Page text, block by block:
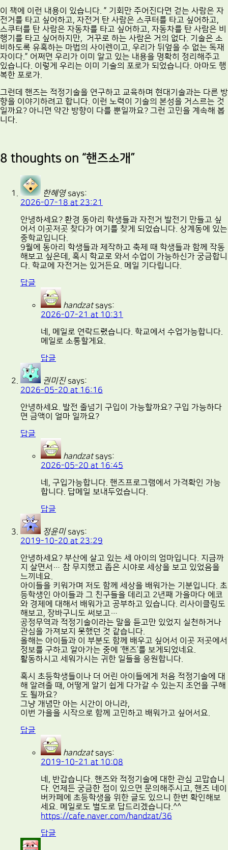
이 책에 이런 내용이 있습니다. ” 기회만 주어진다면 걷는 사람은 자
전거를 타고 싶어하고, 자전거 탄 사람은 스쿠터를 타고 싶어하고,
스쿠터를 탄 사람은 자동차를 타고 싶어하고, 자동차를 탄 사람은 비
행기를 타고 싶어하지만, 거꾸로 하는 사람은 거의 없다. 기술은 소
비하도록 유혹하는 마법의 사이렌이고, 우리가 뒤엎을 수 없는 독재
자이다.” 어쩌면 우리가 이미 알고 있는 내용을 명확히 정리해주고
있습니다. 이렇게 우리는 이미 기술의 포로가 되었습니다. 아마도 행
복한 포로가.
그런데 핸즈는 적정기술을 연구하고 교육하며 현대기술과는 다른 방
향을 이야기하려고 합니다. 이런 노력이 기술의 본성을 거스르는 것
일까요? 아니면 약간 방향이 다를 뿐일까요? 그런 고민을 계속해 봅
니다.
8 thoughts on “핸즈소개”
한혜영 says:
2026-07-18 at 23:21
안녕하세요? 환경 동아리 학생들과 자전거 발전기 만들고 싶
어서 이곳저곳 찾다가 여기를 찾게 되었습니다. 상계동에 있는
중학교입니다.
9월에 동아리 학생들과 제작하고 축제 때 학생들과 함께 작동
해보고 싶은데, 혹시 학교로 와서 수업이 가능하신가 궁금합니
다. 학교에 자전거는 있거든요. 메일 기다립니다.
답글
handzat says:
2026-07-21 at 10:31
네, 메일로 연락드렸습니다. 학교에서 수업가능합니다.
메일로 소통할게요.
답글
권미진 says:
2026-05-20 at 16:16
안녕하세요. 발전 줄넘기 구입이 가능할까요? 구입 가능하다
면 금액이 얼마 일까요?
답글
handzat says:
2026-05-20 at 16:45
네, 구입가능합니다. 핸즈프로그램에서 가격확인 가능
합니다. 답메일 보내두었습니다.
답글
정윤미 says:
2019-10-20 at 23:29
안녕하세요? 부산에 살고 있는 세 아이의 엄마입니다. 지금까
지 살면서… 참 무지했고 좁은 시야로 세상을 보고 있었음을
느끼네요.
아이들을 키워가며 저도 함께 세상을 배워가는 기분입니다. 초
등학생인 아이들과 그 친구들을 데리고 2년째 가을마다 에코
와 경제에 대해서 배워가고 공부하고 있습니다. 리사이클링도
해보고, 장바구니도 써보고…
공정무역과 적정기술이라는 말을 듣고만 있었지 실천하거나
관심을 가져보지 못했던 것 같습니다.
올해는 아이들과 이 부분도 함께 배우고 싶어서 이곳 저곳에서
정보를 구하고 알아가는 중에 ‘핸즈’를 보게되었네요.
활동하시고 세워가시는 귀한 일들을 응원합니다.
혹시 초등학생들이나 더 어린 아이들에게 처음 적정기술에 대
해 알려줄 때, 어떻게 알기 쉽게 다가갈 수 있는지 조언을 구해
도 될까요?
그냥 개념만 아는 시간이 아니라,
이번 가을을 시작으로 함께 고민하고 배워가고 싶어서요.
답글
handzat says:
2019-10-21 at 10:08
네, 반갑습니다. 핸즈와 적정기술에 대한 관심 고맙습니
다. 언제든 궁금한 점이 있으면 문의해주시고, 핸즈 네이
버카페에 초등학생을 위한 글도 있으니 한번 확인해보
세요. 메일로도 별도로 답드리겠습니다.^^
https://cafe.naver.com/handzat/36
답글